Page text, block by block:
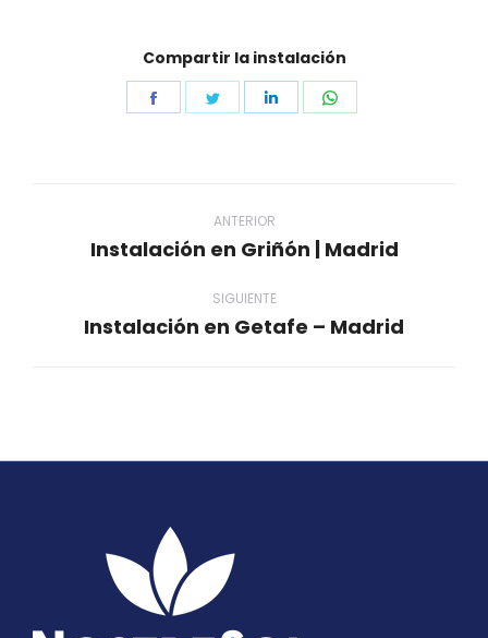
Compartir la instalación
Share
Share
Share
proyectos
ANTERIOR
Proyecto
Instalación en Griñón | Madrid
SIGUIENTE
Proyecto
Instalación en Getafe – Madrid